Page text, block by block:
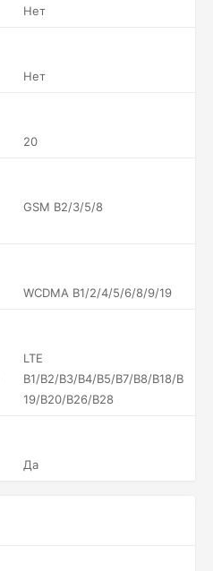
Нет
Нет
20
GSM B2/3/5/8
WCDMA B1/2/4/5/6/8/9/19
LTE
B1/B2/B3/B4/B5/B7/B8/B18/B
19/B20/B26/B28
Да